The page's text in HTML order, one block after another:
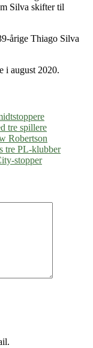
Silva skifter til
årige Thiago Silva
i august 2020.
tre spillere
Robertson
tre PL-klubber
stopper